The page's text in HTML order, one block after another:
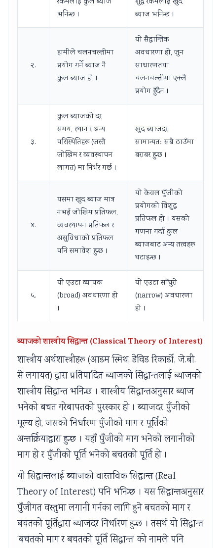
भनिन्छ ।
ब्याज भनिन्छ ।
२.
हामीले चलनचल्तीमा
प्रयोग गर्ने ब्याज नै
कुल ब्याज हो ।
यो सैद्धान्तिक
अवधारणा हो, जुन
साधारणतया
चलनचल्तीमा एक्लै
प्रयोग हुँदैन ।
३.
कुल ब्याजको दर
समय, स्थान र अन्य
परिस्थितिहरू (जस्तै
जोखिम र व्यवस्थापन
लागत) मा निर्भर गर्छ ।
खुद ब्याजदर
सामान्यतः सबै ठाउँमा
बराबर हुन्छ ।
४.
यसमा खुद ब्याज मात्र
नभई जोखिम प्रतिफल,
व्यवस्थापन प्रतिफल र
असुविधाको प्रतिफल
पनि समावेश हुन्छ ।
यो केवल पुँजीको
प्रयोगको विशुद्ध
प्रतिफल हो । यसको
गणना गर्दा कुल
ब्याजबाट अन्य तत्त्वहरू
घटाइन्छ ।
५.
यो एउटा व्यापक
(broad) अवधारणा हो
।
यो एउटा साँघुरो
(narrow) अवधारणा
हो ।
ब्याजको शास्त्रीय सिद्धान्त (Classical Theory of Interest)
शास्त्रीय अर्थशास्त्रीहरू (आडम स्मिथ, डेविड रिकार्डो, जे.बी.
से लगायत) द्वारा प्रतिपादित ब्याजको सिद्धान्तलाई ब्याजको
शास्त्रीय सिद्धान्त भनिन्छ । शास्त्रीय सिद्धान्तअनुसार ब्याज
भनेको बचत गरेबापतको पुरस्कार हो । ब्याजदर पुँजीको
मूल्य हो, जसको निर्धारण पुँजीको माग र पूर्तिको
अन्तर्क्रियाद्वारा हुन्छ । यहाँ पुँजीको माग भनेको लगानीको
माग हो र पुँजीको पूर्ति भनेको बचतको पूर्ति हो ।
यो सिद्धान्तलाई ब्याजको वास्तविक सिद्धान्त (Real
Theory of Interest) पनि भनिन्छ । यस सिद्धान्तअनुसार
पुँजीगत वस्तुमा लगानी गर्नका लागि हुने बचतको माग र
बचतको पूर्तिद्वारा ब्याजदर निर्धारण हुन्छ । तसर्थ यो सिद्धान्त
‘बचतको माग र बचतको पूर्ति सिद्धान्त’ को नामले पनि